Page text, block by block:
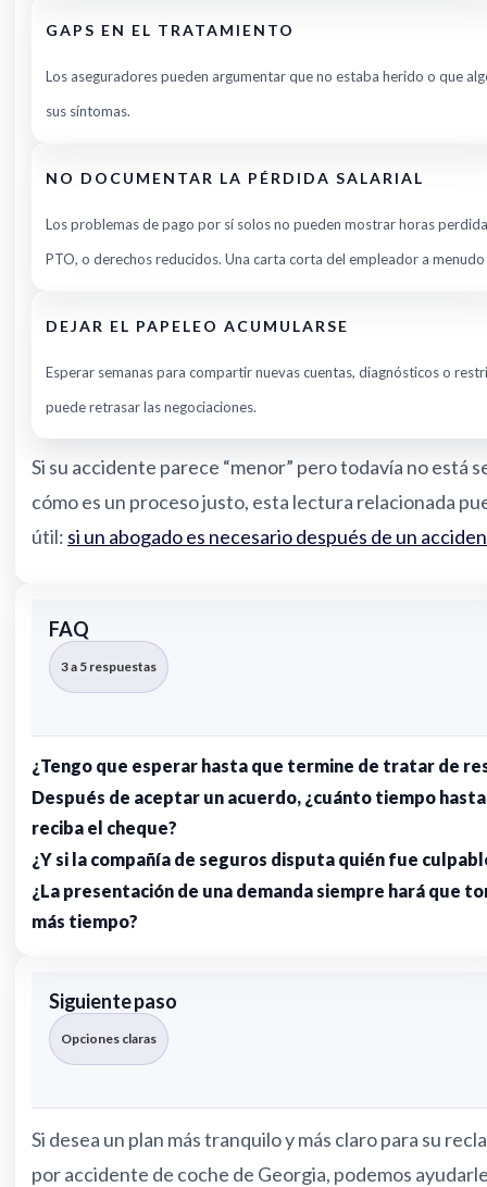
GAPS EN EL TRATAMIENTO
Los aseguradores pueden argumentar que no estaba herido o que
sus síntomas.
NO DOCUMENTAR LA PÉRDIDA SALARIAL
Los problemas de pago por sí solos no pueden mostrar horas
PTO, o derechos reducidos. Una carta corta del empleador a
DEJAR EL PAPELEO ACUMULARSE
Esperar semanas para compartir nuevas cuentas, diagnósticos o
puede retrasar las negociaciones.
Si su accidente parece “menor” pero todavía no está
cómo es un proceso justo, esta lectura relacionada
útil: si un abogado es necesario después de un
FAQ
3 a 5 respuestas
¿Tengo que esperar hasta que termine de tratar de
Después de aceptar un acuerdo, ¿cuánto tiempo
reciba el cheque?
¿Y si la compañía de seguros disputa quién fue
¿La presentación de una demanda siempre hará que
más tiempo?
Siguiente paso
Opciones claras
Si desea un plan más tranquilo y más claro para su
por accidente de coche de Georgia, podemos